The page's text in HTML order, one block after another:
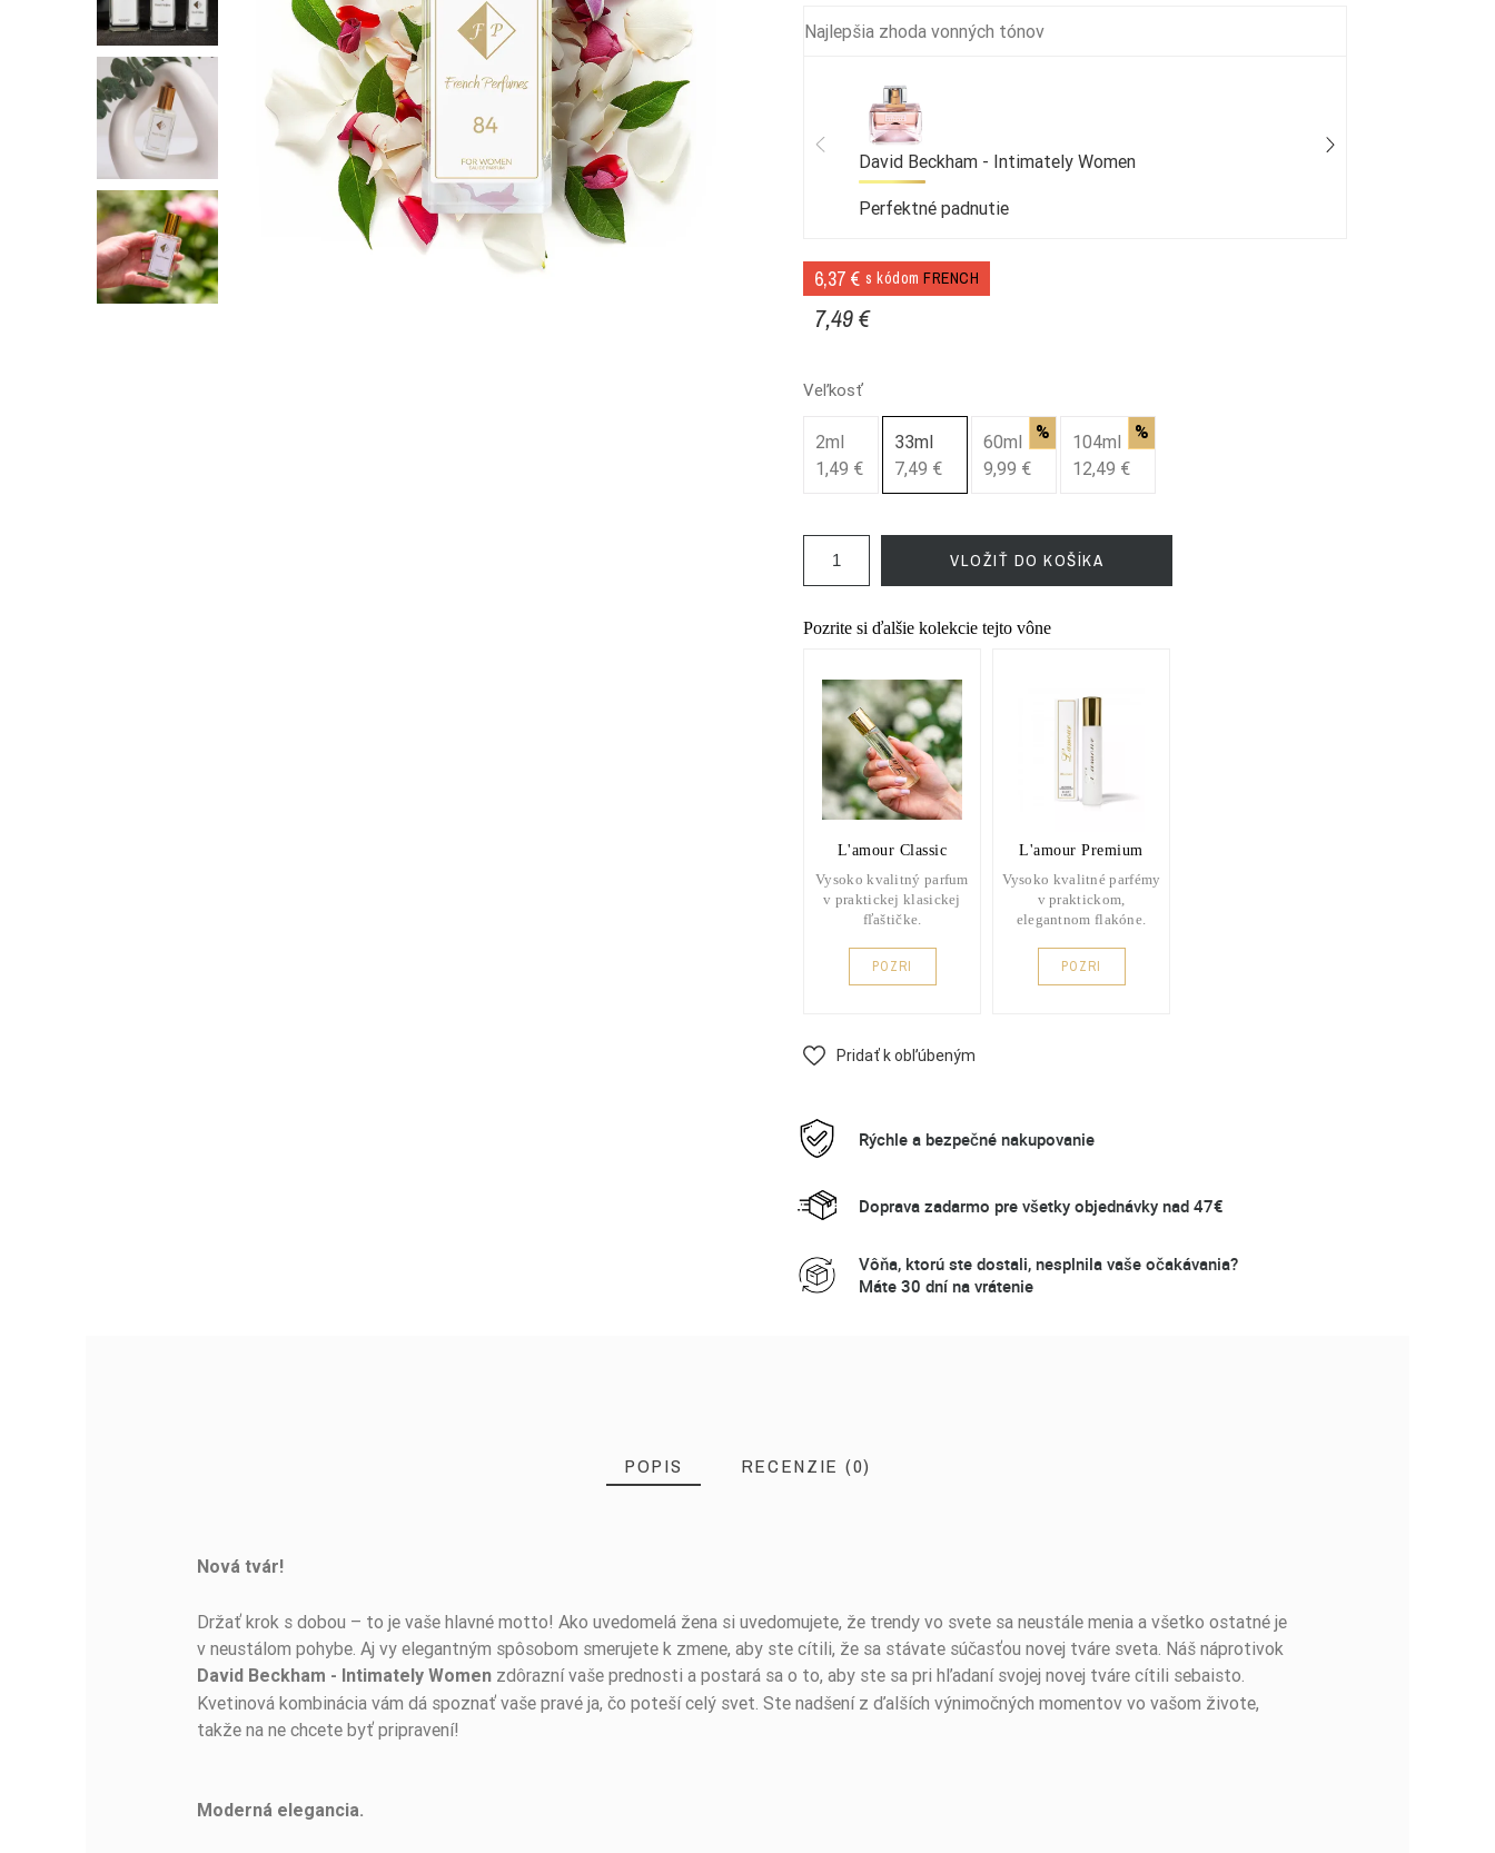
Najlepšia zhoda vonných tónov
David Beckham - Intimately Women
Perfektné padnutie
6,37 € s kódom FRENCH
7,49 €
Veľkosť
2ml
1,49 €
33ml
7,49 €
60ml %
9,99 €
104ml %
12,49 €
VLOŽIŤ DO KOŠÍKA
Pozrite si ďalšie kolekcie tejto vône
L'amour Classic
Vysoko kvalitný parfum
v praktickej klasickej
fľaštičke.
POZRI
L'amour Premium
Vysoko kvalitné parfémy
v praktickom,
elegantnom flakóne.
POZRI
Pridať k obľúbeným
Rýchle a bezpečné nakupovanie
Doprava zadarmo pre všetky objednávky nad 47€
Vôňa, ktorú ste dostali, nesplnila vaše očakávania?
Máte 30 dní na vrátenie
POPIS RECENZIE (0)
Nová tvár!
Držať krok s dobou – to je vaše hlavné motto! Ako uvedomelá žena si uvedomujete, že trendy vo svete sa neustále menia a všetko ostatné je
v neustálom pohybe. Aj vy elegantným spôsobom smerujete k zmene, aby ste cítili, že sa stávate súčasťou novej tváre sveta. Náš náprotivok
David Beckham - Intimately Women zdôrazní vaše prednosti a postará sa o to, aby ste sa pri hľadaní svojej novej tváre cítili sebaisto.
Kvetinová kombinácia vám dá spoznať vaše pravé ja, čo poteší celý svet. Ste nadšení z ďalších výnimočných momentov vo vašom živote,
takže na ne chcete byť pripravení!
Moderná elegancia.
BUĎTE PRVÝ, KTO NAPÍŠE RECENZIU!